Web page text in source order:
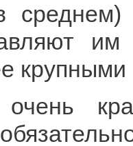
среднем)